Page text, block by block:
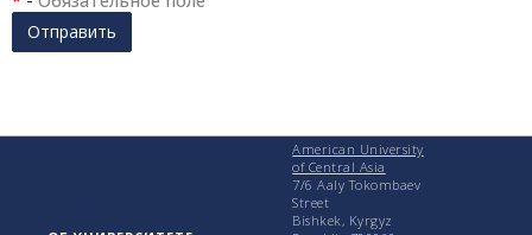
Отправить
American University
of Central Asia
7/6 Aaly Tokombaev
Street
Bishkek, Kyrgyz